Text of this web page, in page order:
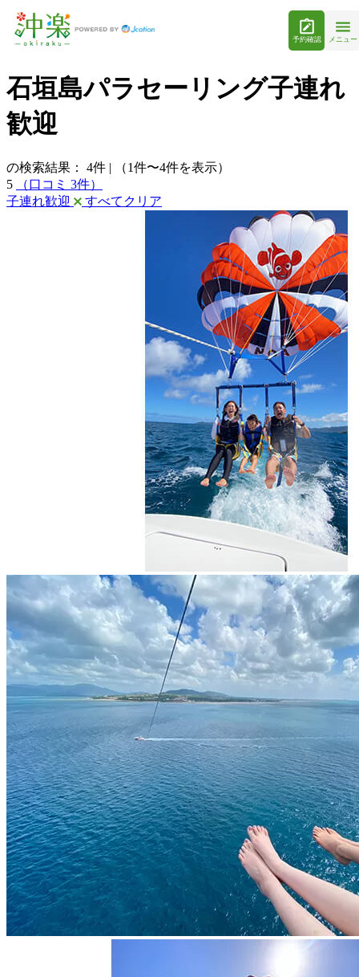
予約確認 メニュー
石垣島パラセーリング子連れ
歓迎
の検索結果： 4件 |
（1件〜4件を表示）
5
（口コミ 3件）
子連れ歓迎
すべてクリア